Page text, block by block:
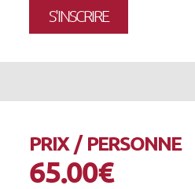
S'INSCRIRE
PRIX / PERSONNE
65.00€